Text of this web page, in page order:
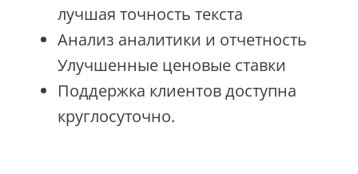
лучшая точность текста
Анализ аналитики и отчетность
Улучшенные ценовые ставки
Поддержка клиентов доступна
круглосуточно.